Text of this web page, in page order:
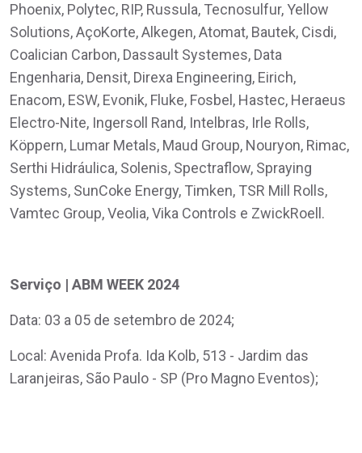
Phoenix, Polytec, RIP, Russula, Tecnosulfur, Yellow
Solutions, AçoKorte, Alkegen, Atomat, Bautek, Cisdi,
Coalician Carbon, Dassault Systemes, Data
Engenharia, Densit, Direxa Engineering, Eirich,
Enacom, ESW, Evonik, Fluke, Fosbel, Hastec, Heraeus
Electro-Nite, Ingersoll Rand, Intelbras, Irle Rolls,
Köppern, Lumar Metals, Maud Group, Nouryon, Rimac,
Serthi Hidráulica, Solenis, Spectraflow, Spraying
Systems, SunCoke Energy, Timken, TSR Mill Rolls,
Vamtec Group, Veolia, Vika Controls e ZwickRoell.
Serviço | ABM WEEK 2024
Data: 03 a 05 de setembro de 2024;
Local: Avenida Profa. Ida Kolb, 513 - Jardim das
Laranjeiras, São Paulo - SP (Pro Magno Eventos);